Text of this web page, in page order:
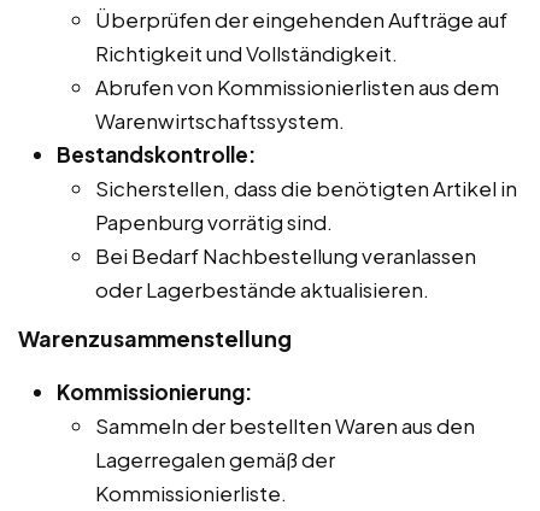
Überprüfen der eingehenden Aufträge auf
Richtigkeit und Vollständigkeit.
Abrufen von Kommissionierlisten aus dem
Warenwirtschaftssystem.
Bestandskontrolle:
Sicherstellen, dass die benötigten Artikel in
Papenburg vorrätig sind.
Bei Bedarf Nachbestellung veranlassen
oder Lagerbestände aktualisieren.
Warenzusammenstellung
Kommissionierung:
Sammeln der bestellten Waren aus den
Lagerregalen gemäß der
Kommissionierliste.